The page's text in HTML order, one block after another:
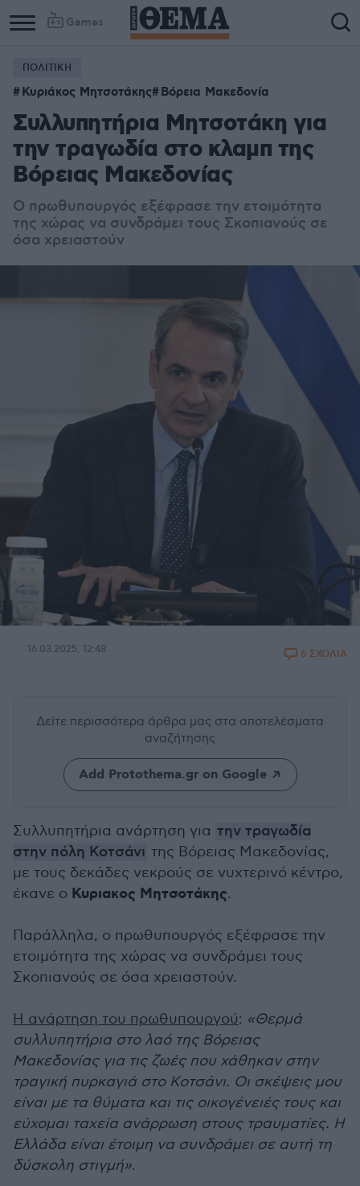
Games
ΠΟΛΙΤΙΚΗ
Κυριάκος Μητσοτάκης Βόρεια Μακεδονία
Συλλυπητήρια Μητσοτάκη για
την τραγωδία στο κλαμπ της
Βόρειας Μακεδονίας
Ο πρωθυπουργός εξέφρασε την ετοιμότητα
της χώρας να συνδράμει τους Σκοπιανούς σε
όσα χρειαστούν
16.03.2025, 12:48 6 ΣΧΟΛΙΑ
Δείτε περισσότερα άρθρα μας στα αποτελέσματα
αναζήτησης
Add Protothema.gr on Google
Συλλυπητήρια ανάρτηση για την τραγωδία
στην πόλη Κοτσάνι της Βόρειας Μακεδονίας,
με τους δεκάδες νεκρούς σε νυχτερινό κέντρο,
έκανε ο Κυριακος Μητσοτάκης.
Παράλληλα, ο πρωθυπουργός εξέφρασε την
ετοιμότητα της χώρας να συνδράμει τους
Σκοπιανούς σε όσα χρειαστούν.
Η ανάρτηση του πρωθυπουργού: «Θερμά
συλλυπητήρια στο λαό της Βόρειας
Μακεδονίας για τις ζωές που χάθηκαν στην
τραγική πυρκαγιά στο Κοτσάνι. Οι σκέψεις μου
είναι με τα θύματα και τις οικογένειές τους και
εύχομαι ταχεία ανάρρωση στους τραυματίες. Η
Ελλάδα είναι έτοιμη να συνδράμει σε αυτή τη
δύσκολη στιγμή».